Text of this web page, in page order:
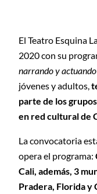
El Teatro Esquina
2020 con su
narrando y actuando
jóvenes y adultos,
parte de los
en red cultural de
La convocatoria
opera el programa:
Cali, además, 3
Pradera, Florida y